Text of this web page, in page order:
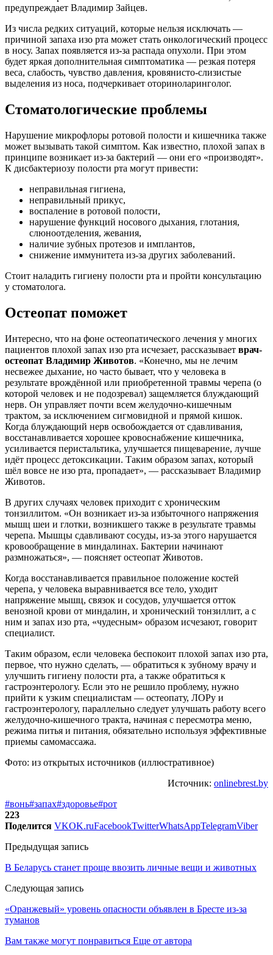
предупреждает Владимир Зайцев.
Из числа редких ситуаций, которые нельзя исключать —
причиной запаха изо рта может стать онкологический процесс
в носу. Запах появляется из-за распада опухоли. При этом
будет яркая дополнительная симптоматика — резкая потеря
веса, слабость, чувство давления, кровянисто-слизистые
выделения из носа, подчеркивает оториноларинголог.
Стоматологические проблемы
Нарушение микрофлоры ротовой полости и кишечника также
может вызывать такой симптом. Как известно, плохой запах в
принципе возникает из-за бактерий — они его «производят».
К дисбактериозу полости рта могут привести:
неправильная гигиена,
неправильный прикус,
воспаление в ротовой полости,
нарушение функций носового дыхания, глотания,
слюноотделения, жевания,
наличие зубных протезов и имплантов,
снижение иммунитета из-за других заболеваний.
Стоит наладить гигиену полости рта и пройти консультацию
у стоматолога.
Остеопат поможет
Интересно, что на фоне остеопатического лечения у многих
пациентов плохой запах изо рта исчезает, рассказывает врач-
остеопат Владимир Животов. «Конечно, мы не лечим
несвежее дыхание, но часто бывает, что у человека в
результате врождённой или приобретенной травмы черепа (о
которой человек и не подозревал) защемляется блуждающий
нерв. Он управляет почти всем желудочно-кишечным
трактом, за исключением сигмовидной и прямой кишок.
Когда блуждающий нерв освобождается от сдавливания,
восстанавливается хорошее кровоснабжение кишечника,
усиливается перистальтика, улучшается пищеварение, лучше
идёт процесс детоксикации. Таким образом запах, который
шёл вовсе не изо рта, пропадает», — рассказывает Владимир
Животов.
В других случаях человек приходит с хроническим
тонзиллитом. «Он возникает из-за избыточного напряжения
мышц шеи и глотки, возникшего также в результате травмы
черепа. Мышцы сдавливают сосуды, из-за этого нарушается
кровообращение в миндалинах. Бактерии начинают
размножаться», — поясняет остеопат Животов.
Когда восстанавливается правильное положение костей
черепа, у человека выравнивается все тело, уходит
напряжение мышц, связок и сосудов, улучшается отток
венозной крови от миндалин, и хронический тонзиллит, а с
ним и запах изо рта, «чудесным» образом исчезают, говорит
специалист.
Таким образом, если человека беспокоит плохой запах изо рта,
первое, что нужно сделать, — обратиться к зубному врачу и
улучшить гигиену полости рта, а также обратиться к
гастроэнтерологу. Если это не решило проблему, нужно
прийти к узким специалистам — остеопату, ЛОРу и
гастроэнтерологу, параллельно следует улучшать работу всего
желудочно-кишечного тракта, начиная с пересмотра меню,
режима питья и питания, обязательно используя эффективные
приемы самомассажа.
Фото: из открытых источников (иллюстративное)
Источник: onlinebrest.by
#вонь#запах#здоровье#рот
223
Поделится VKOK.ruFacebookTwitterWhatsAppTelegramViber
Предыдущая запись
В Беларусь станет проще ввозить личные вещи и животных
Следующая запись
«Оранжевый» уровень опасности объявлен в Бресте из-за
туманов
Вам также могут понравиться Еще от автора